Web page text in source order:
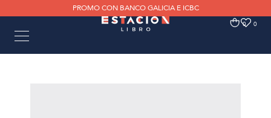
PROMO CON BANCO GALICIA E ICBC
0 0